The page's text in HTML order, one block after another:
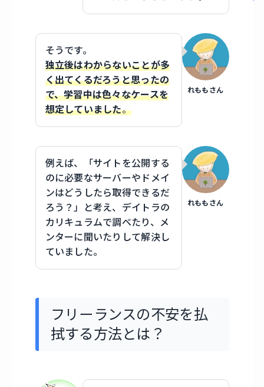
れももさん
そうです。
独立後はわからないことが多
く出てくるだろうと思ったの
で、学習中は色々なケースを
想定していました。
れももさん
例えば、「サイトを公開する
のに必要なサーバーやドメイ
ンはどうしたら取得できるだ
ろう？」と考え、デイトラの
カリキュラムで調べたり、メ
ンターに聞いたりして解決し
ていました。
フリーランスの不安を払
拭する方法とは？